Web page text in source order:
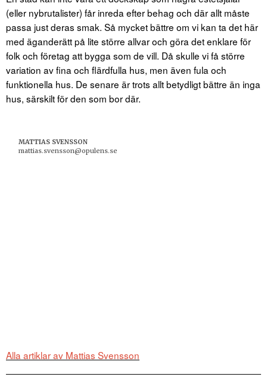
(eller nybrutalister) får inreda efter behag och där allt måste
passa just deras smak. Så mycket bättre om vi kan ta det här
med äganderätt på lite större allvar och göra det enklare för
folk och företag att bygga som de vill. Då skulle vi få större
variation av fina och flärdfulla hus, men även fula och
funktionella hus. De senare är trots allt betydligt bättre än inga
hus, särskilt för den som bor där.
MATTIAS SVENSSON
mattias.svensson@opulens.se
Alla artiklar av Mattias Svensson